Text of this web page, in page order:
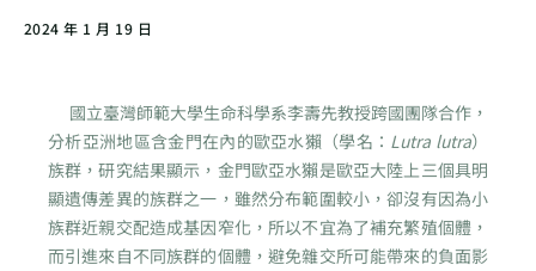
2024 年 1 月 19 日
國立臺灣師範大學生命科學系李壽先教授跨國團隊合作，
分析亞洲地區含金門在內的歐亞水獺（學名： Lutra lutra）
族群，研究結果顯示，金門歐亞水獺是歐亞大陸上三個具明
顯遺傳差異的族群之一，雖然分布範圍較小，卻沒有因為小
族群近親交配造成基因窄化，所以不宜為了補充繁殖個體，
而引進來自不同族群的個體，避免雜交所可能帶來的負面影